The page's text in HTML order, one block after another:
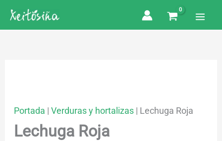
Portada | Verduras y hortalizas| Lechuga Roja
Lechuga Roja